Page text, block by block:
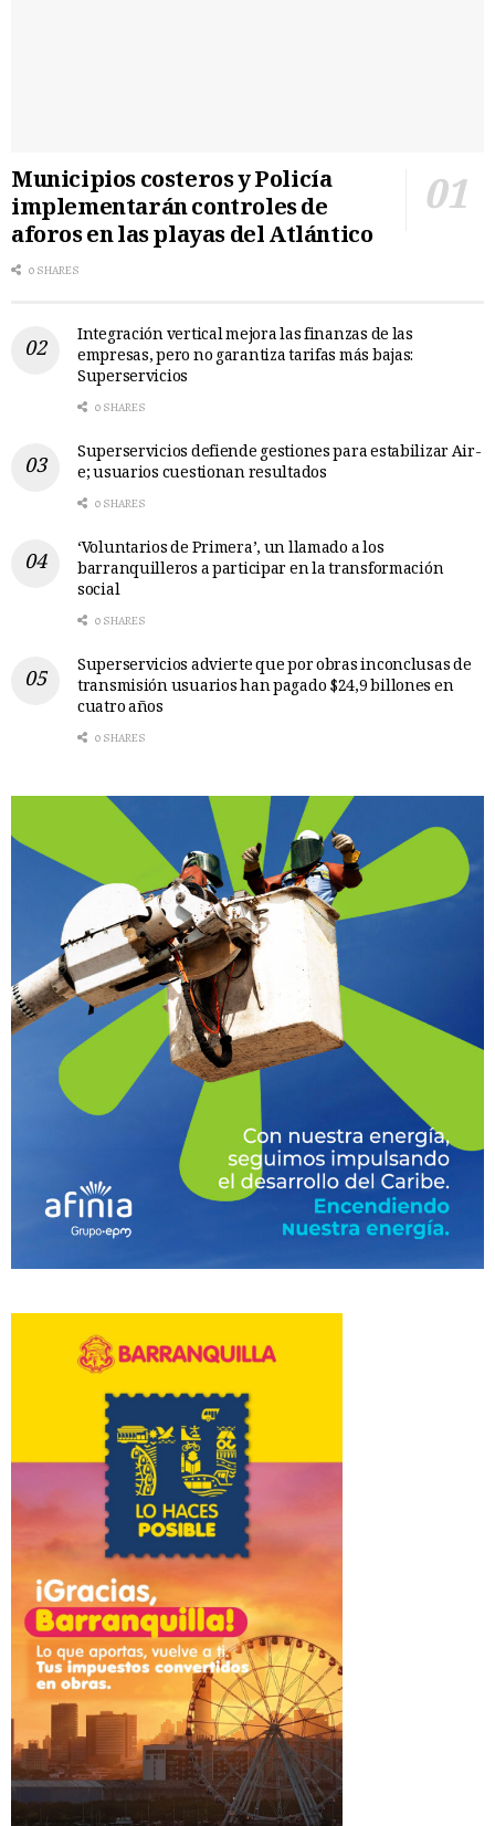
Municipios costeros y Policía
implementarán controles de
aforos en las playas del Atlántico
0 SHARES
Integración vertical mejora las finanzas de las
empresas, pero no garantiza tarifas más bajas:
Superservicios
0 SHARES
Superservicios defiende gestiones para estabilizar Air-
e; usuarios cuestionan resultados
0 SHARES
‘Voluntarios de Primera’, un llamado a los
barranquilleros a participar en la transformación
social
0 SHARES
Superservicios advierte que por obras inconclusas de
transmisión usuarios han pagado $24,9 billones en
cuatro años
0 SHARES